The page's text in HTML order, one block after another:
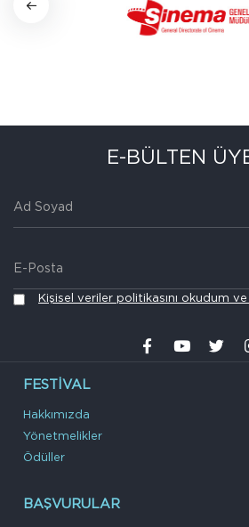
E-BÜLTEN
Kişisel veriler politikasını okudum
FESTIVAL
Hakkımızda
Yönetmelikler
Ödüller
BAŞVURULAR